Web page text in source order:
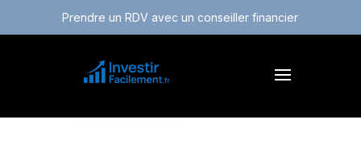
Prendre un RDV avec un conseiller financier